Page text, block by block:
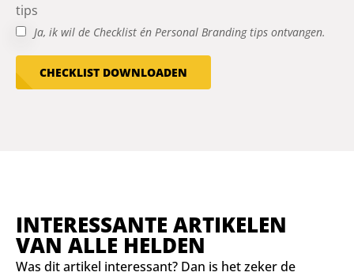
tips
Ja, ik wil de Checklist én Personal Branding tips ontvangen.
CHECKLIST DOWNLOADEN
INTERESSANTE ARTIKELEN
VAN ALLE HELDEN
Was dit artikel interessant? Dan is het zeker de